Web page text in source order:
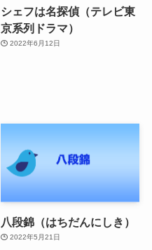
シェフは名探偵（テレビ東
京系列ドラマ）
2022年6月12日
八段錦（はちだんにしき）
2022年5月21日